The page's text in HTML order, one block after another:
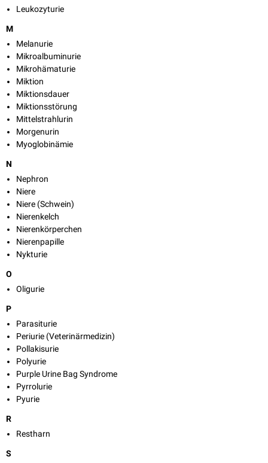
Leukozyturie
M
Melanurie
Mikroalbuminurie
Mikrohämaturie
Miktion
Miktionsdauer
Miktionsstörung
Mittelstrahlurin
Morgenurin
Myoglobinämie
N
Nephron
Niere
Niere (Schwein)
Nierenkelch
Nierenkörperchen
Nierenpapille
Nykturie
O
Oligurie
P
Parasiturie
Periurie (Veterinärmedizin)
Pollakisurie
Polyurie
Purple Urine Bag Syndrome
Pyrrolurie
Pyurie
R
Restharn
S